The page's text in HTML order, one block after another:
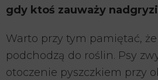
gdy ktoś zauważy
Warto przy tym pamiętać,
podchodzą do roślin. Psy
otoczenie pyszczkiem przy